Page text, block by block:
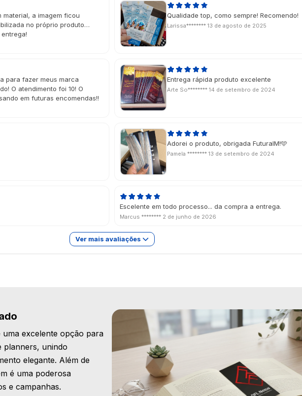
a imagem ficou
no próprio produto…
Qualidade top, como sempre! Recomendo!
Larissa******** 13 de agosto de 2025
para fazer meus marca
O atendimento foi 10! O
em futuras encomendas!!
Entrega rápida produto excelente
Arte So******** 14 de setembro de 2024
Adorei o produto, obrigada FuturaIM!🩵
Pamela ******** 13 de setembro de 2024
Escelente em todo processo... da compra a entrega.
Marcus ******** 2 de junho de 2026
Ver mais avaliações
uma excelente opção para
planners, unindo
elegante. Além de
é uma poderosa
e campanhas.